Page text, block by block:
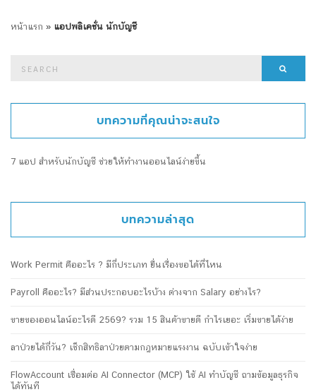
หน้าแรก » แอปพลิเคชั่น นักบัญชี
บทความที่คุณน่าจะสนใจ
7 แอป สำหรับนักบัญชี ช่วยให้ทำงานออนไลน์ง่ายขึ้น
บทความล่าสุด
Work Permit คืออะไร ? มีกี่ประเภท ยื่นเรื่องขอได้ที่ไหน
Payroll คืออะไร? มีส่วนประกอบอะไรบ้าง ต่างจาก Salary อย่างไร?
ขายของออนไลน์อะไรดี 2569? รวม 15 สินค้าขายดี กำไรเยอะ เริ่มขายได้ง่าย
ลาป่วยได้กี่วัน? เช็กสิทธิลาป่วยตามกฎหมายแรงงาน ฉบับเข้าใจง่าย
FlowAccount เชื่อมต่อ AI Connector (MCP) ใช้ AI ทำบัญชี ถามข้อมูลธุรกิจ
ได้ทันที